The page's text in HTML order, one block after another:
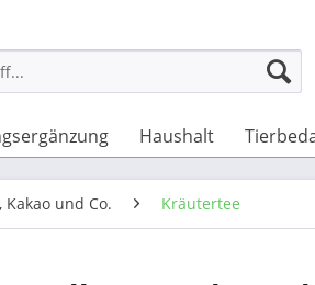
Haushalt
Kakao und Co. Kräutertee